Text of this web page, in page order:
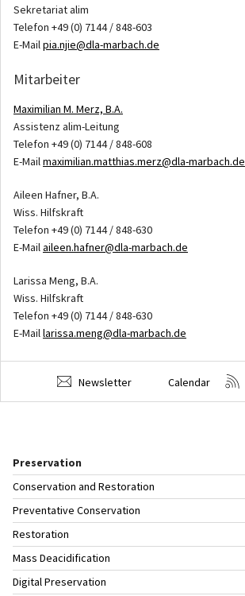
Sekretariat alim
Telefon +49 (0) 7144 / 848-603
E-Mailpia.njie@dla-marbach.de
Mitarbeiter
Maximilian M. Merz, B.A.
Assistenz alim-Leitung
Telefon +49 (0) 7144 / 848-608
E-Mailmaximilian.matthias.merz@dla-marbach.de
Aileen Hafner, B.A.
Wiss. Hilfskraft
Telefon +49 (0) 7144 / 848-630
E-Mailaileen.hafner@dla-marbach.de
Larissa Meng, B.A.
Wiss. Hilfskraft
Telefon +49 (0) 7144 / 848-630
E-Maillarissa.meng@dla-marbach.de
Newsletter Calendar
Preservation
Conservation and Restoration
Preventative Conservation
Restoration
Mass Deacidification
Digital Preservation